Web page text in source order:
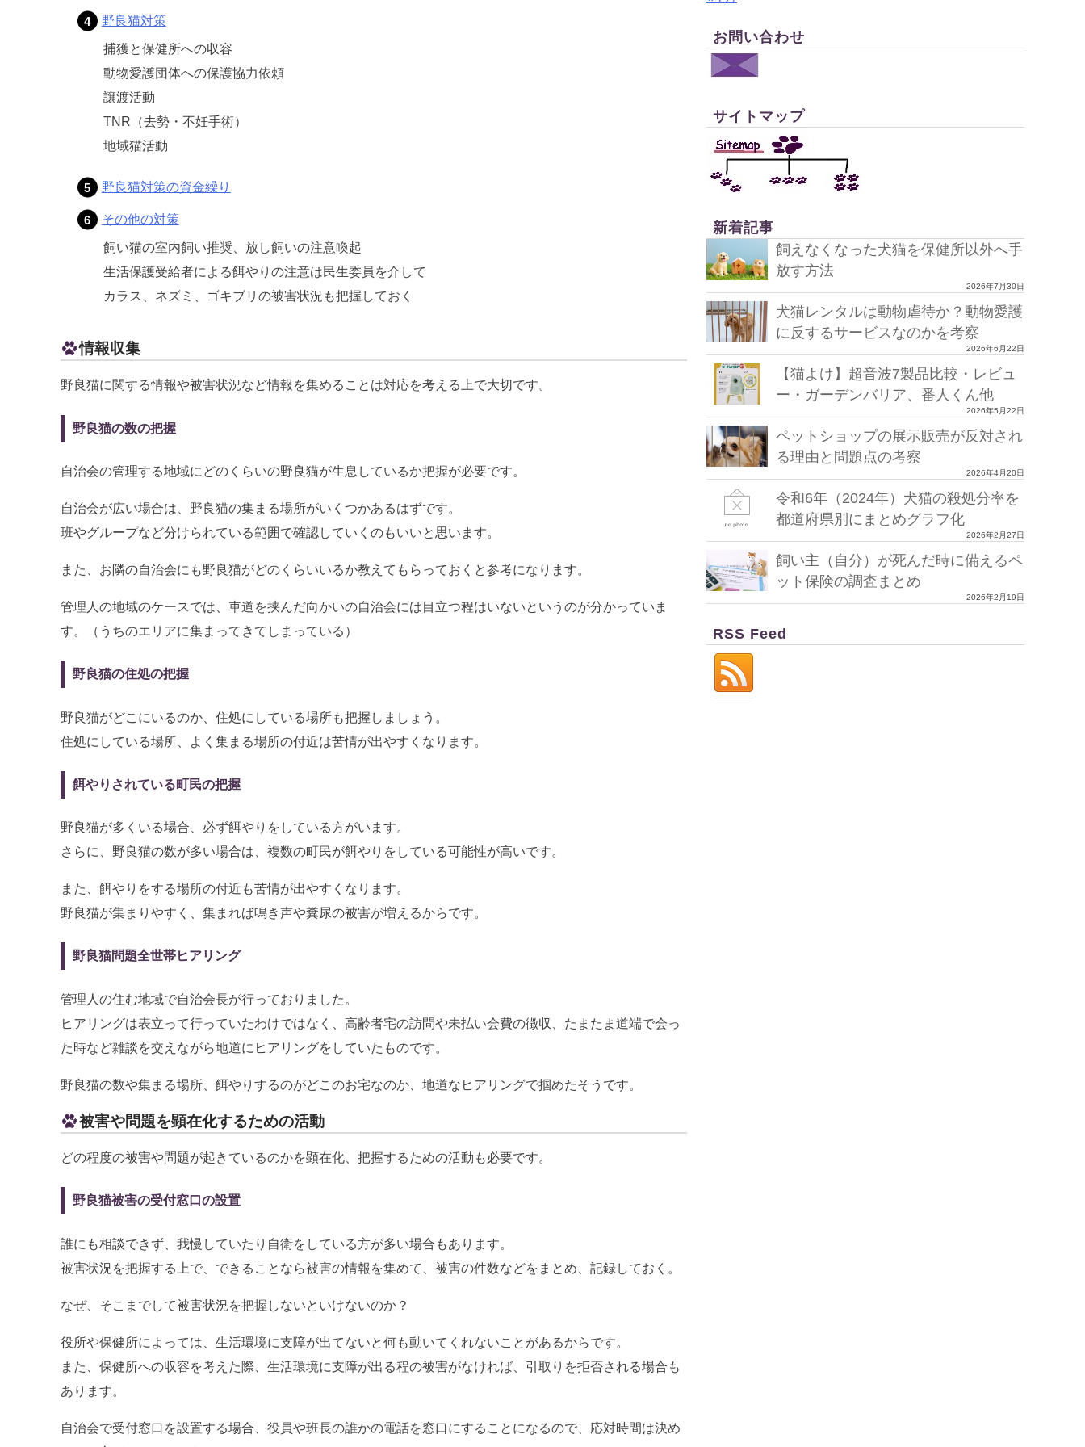
野良猫対策
捕獲と保健所への収容
動物愛護団体への保護協力依頼
譲渡活動
TNR（去勢・不妊手術）
地域猫活動
野良猫対策の資金繰り
その他の対策
飼い猫の室内飼い推奨、放し飼いの注意喚起
生活保護受給者による餌やりの注意は民生委員を介して
カラス、ネズミ、ゴキブリの被害状況も把握しておく
情報収集
野良猫に関する情報や被害状況など情報を集めることは対応を考える上で大切です。
野良猫の数の把握
自治会の管理する地域にどのくらいの野良猫が生息しているか把握が必要です。
自治会が広い場合は、野良猫の集まる場所がいくつかあるはずです。
班やグループなど分けられている範囲で確認していくのもいいと思います。
また、お隣の自治会にも野良猫がどのくらいいるか教えてもらっておくと参考になります。
管理人の地域のケースでは、車道を挟んだ向かいの自治会には目立つ程はいないというのが分かっていま
す。（うちのエリアに集まってきてしまっている）
野良猫の住処の把握
野良猫がどこにいるのか、住処にしている場所も把握しましょう。
住処にしている場所、よく集まる場所の付近は苦情が出やすくなります。
餌やりされている町民の把握
野良猫が多くいる場合、必ず餌やりをしている方がいます。
さらに、野良猫の数が多い場合は、複数の町民が餌やりをしている可能性が高いです。
また、餌やりをする場所の付近も苦情が出やすくなります。
野良猫が集まりやすく、集まれば鳴き声や糞尿の被害が増えるからです。
野良猫問題全世帯ヒアリング
管理人の住む地域で自治会長が行っておりました。
ヒアリングは表立って行っていたわけではなく、高齢者宅の訪問や未払い会費の徴収、たまたま道端で会っ
た時など雑談を交えながら地道にヒアリングをしていたものです。
野良猫の数や集まる場所、餌やりするのがどこのお宅なのか、地道なヒアリングで掴めたそうです。
被害や問題を顕在化するための活動
どの程度の被害や問題が起きているのかを顕在化、把握するための活動も必要です。
野良猫被害の受付窓口の設置
誰にも相談できず、我慢していたり自衛をしている方が多い場合もあります。
被害状況を把握する上で、できることなら被害の情報を集めて、被害の件数などをまとめ、記録しておく。
なぜ、そこまでして被害状況を把握しないといけないのか？
役所や保健所によっては、生活環境に支障が出てないと何も動いてくれないことがあるからです。
また、保健所への収容を考えた際、生活環境に支障が出る程の被害がなければ、引取りを拒否される場合も
あります。
自治会で受付窓口を設置する場合、役員や班長の誰かの電話を窓口にすることになるので、応対時間は決め
お問い合わせ
サイトマップ
新着記事
飼えなくなった犬猫を保健所以外へ手
放す方法
2026年7月30日
犬猫レンタルは動物虐待か？動物愛護
に反するサービスなのかを考察
2026年6月22日
【猫よけ】超音波7製品比較・レビュ
ー・ガーデンバリア、番人くん他
2026年5月22日
ペットショップの展示販売が反対され
る理由と問題点の考察
2026年4月20日
令和6年（2024年）犬猫の殺処分率を
都道府県別にまとめグラフ化
2026年2月27日
飼い主（自分）が死んだ時に備えるペ
ット保険の調査まとめ
2026年2月19日
RSS Feed